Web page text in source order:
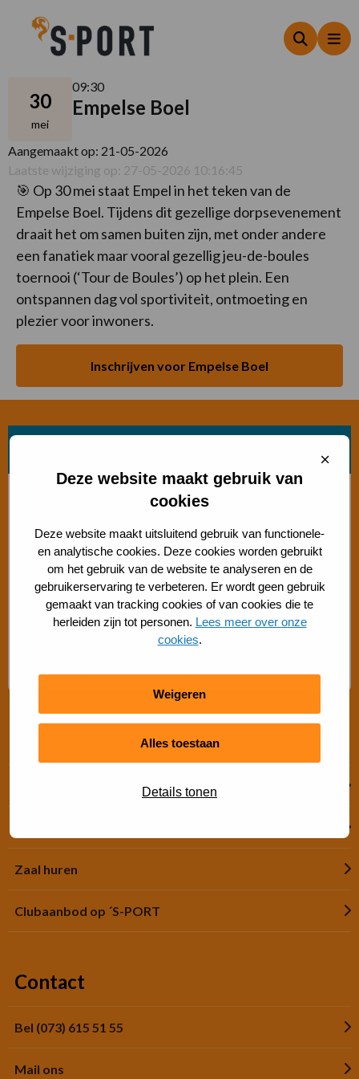
Deze website maakt gebruik van
cookies
Deze website maakt uitsluitend gebruik van functionele-
en analytische cookies. Deze cookies worden gebruikt
om het gebruik van de website te analyseren en de
gebruikerservaring te verbeteren. Er wordt geen gebruik
gemaakt van tracking cookies of van cookies die te
herleiden zijn tot personen. Lees meer over onze
cookies.
Weigeren
Alles toestaan
Details tonen
Sluit
Zoeken
30
mei
09:30
Empelse Boel
Aangemaakt op: 21-05-2026
Laatste wijziging op: 27-05-2026 10:16:45
🎯 Op 30 mei staat Empel in het teken van de
Empelse Boel. Tijdens dit gezellige dorps­evenement
draait het om samen buiten zijn, met onder andere
een fanatiek maar vooral gezellig jeu-de-boules
toernooi (‘Tour de Boules’) op het plein. Een
ontspannen dag vol sportiviteit, ontmoeting en
plezier voor inwoners.
Inschrijven voor Empelse Boel
Bosch beweegaanbod
Sporten met beperking
Beweegaanbod 50+
Gratis buiten bewegen
Zaal huren
Clubaanbod op ´S-PORT
Contact
Bel (073) 615 51 55
Mail ons